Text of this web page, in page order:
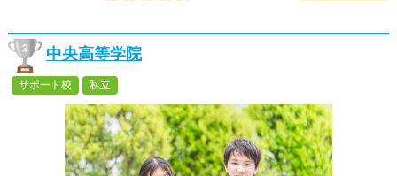
中央高等学院
サポート校 私立